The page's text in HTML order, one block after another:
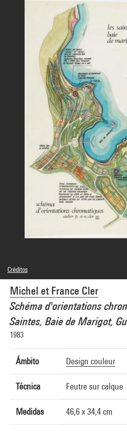
Michel et France Cler
Schéma d'orientations
Saintes, Baie de Marigot,
1983
Ámbito Design couleur
Técnica Feutre sur calque
Medidas 46,6 x 34,4 cm
Créditos
© Michel et France Cler
Créditos fotográficos : Centre Pompidou,
GrandPalaisRmn
Referencia de la imagen : 4N42621
Difusión de la imagen : GrandPalaisRmnPhoto